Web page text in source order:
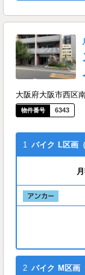
大阪府大阪市西区
6343
1 バイク L区画（
2 バイク M区画